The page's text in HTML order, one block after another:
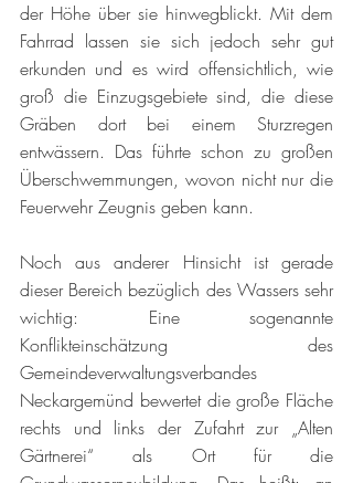
der Höhe über sie hinwegblickt. Mit dem
Fahrrad lassen sie sich jedoch sehr gut
erkunden und es wird offensichtlich, wie
groß die Einzugsgebiete sind, die diese
Gräben dort bei einem Sturzregen
entwässern. Das führte schon zu großen
Überschwemmungen, wovon nicht nur die
Feuerwehr Zeugnis geben kann.
Noch aus anderer Hinsicht ist gerade
dieser Bereich bezüglich des Wassers sehr
wichtig: Eine sogenannte
Konflikteinschätzung des
Gemeindeverwaltungsverbandes
Neckargemünd bewertet die große Fläche
rechts und links der Zufahrt zur „Alten
Gärtnerei“ als Ort für die